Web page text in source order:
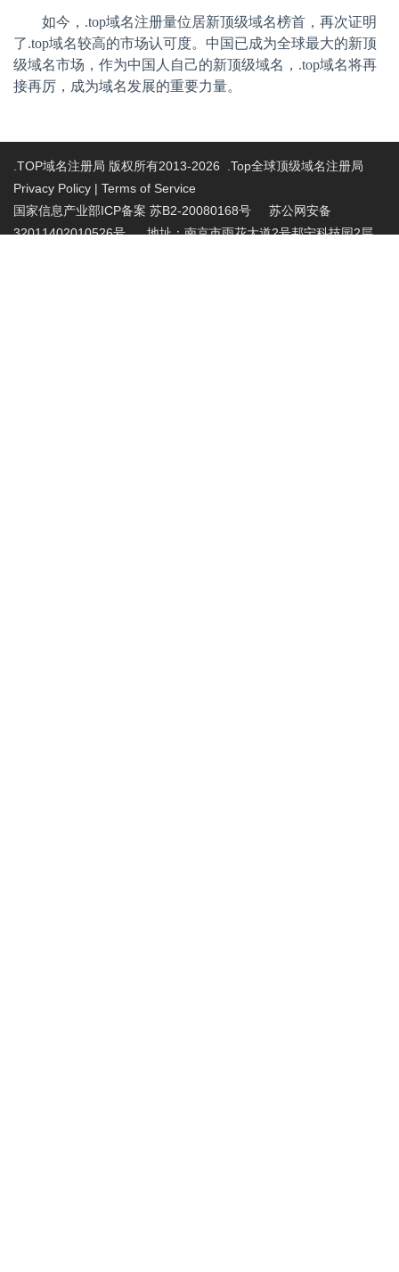
如今， .top域名注册量位居新顶级域名榜首，再次证明
了.top域名较高的市场认可度。中国已成为全球最大的新顶
级域名市场，作为中国人自己的新顶级域名， .top域名将再
接再厉，成为域名发展的重要力量。
.TOP域名注册局 版权所有2013-2026 .Top全球顶级域名注册局
Privacy Policy | Terms of Service
国家信息产业部ICP备案 苏B2-20080168号 苏公网安备
32011402010526号 地址：南京市雨花大道2号邦宁科技园2层